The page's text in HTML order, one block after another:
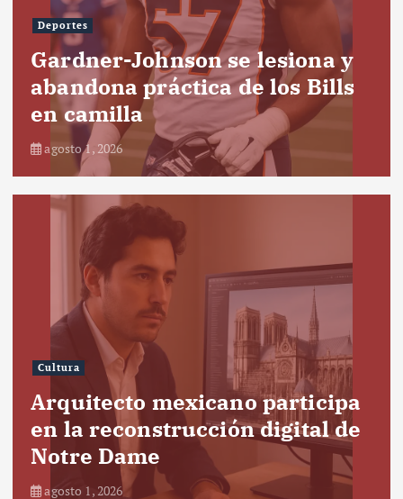
Deportes
Gardner-Johnson se lesiona y
abandona práctica de los Bills
en camilla
agosto 1, 2026
Cultura
Arquitecto mexicano participa
en la reconstrucción digital de
Notre Dame
agosto 1, 2026